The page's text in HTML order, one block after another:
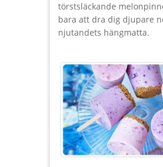
törstsläckande
bara att dra dig djupare
njutandets hängmatta.